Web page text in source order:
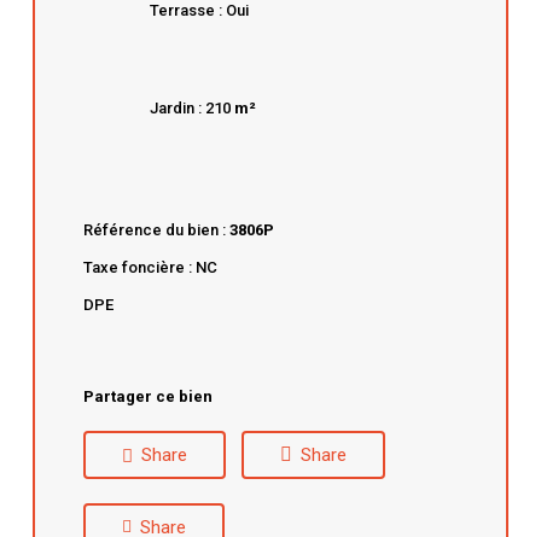
Terrasse : Oui
Jardin : 210 m²
Référence du bien :3806P
Taxe foncière : NC
DPE
Partager ce bien
Share Share
Share